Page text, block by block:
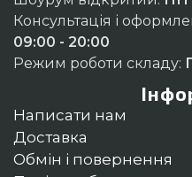
Консультація і
09:00 - 20:00
Режим роботи складу:
Написати нам
Доставка
Обмін і повернення